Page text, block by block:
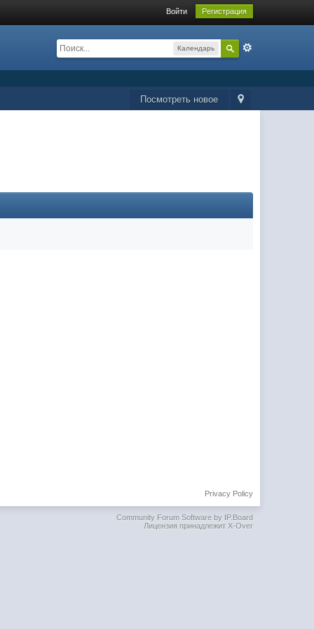
Войти Регистрация
Календарь
Посмотреть новое
Privacy Policy
Community Forum Software by IP.Board
Лицензия принадлежит X-Over